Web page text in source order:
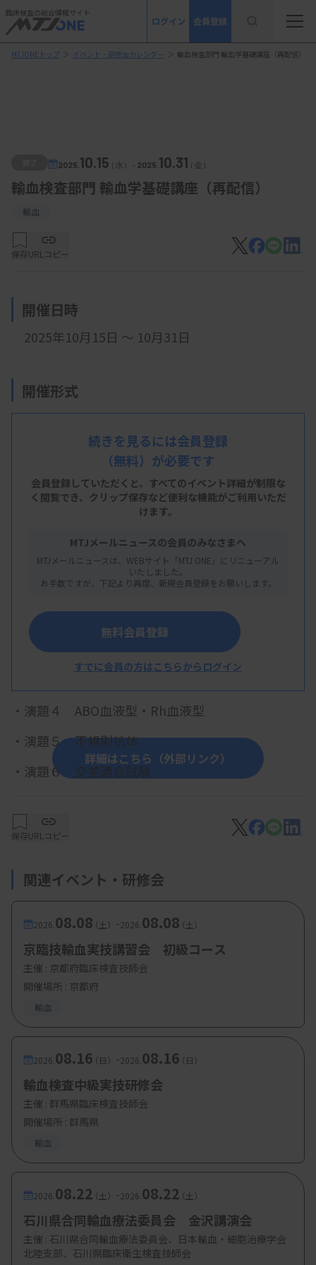
臨床検査の総合情報サイト
ログイン 会員登録
MTJONEトップ ＞ イベント・研修会カレンダー ＞ 輸血検査部門 輸血学基礎講座（再配信）
2025. 10.15（水） - 2025. 10.31 （金）
輸血検査部門 輸血学基礎講座（再配信）
輸血
保存URLコピー
開催日時
2025年10月15日 ～ 10月31日
開催形式
オンデマンド配信
大阪府臨床検査技師会
概 要
【プログラム】
演題１ 輸血療法について
・演題２ 血液製剤について
・演題４ ABO血液型・Rh血液型
・演題５ 不規則抗体
・演題６ 交差適合試験
す。
【参加費・定員など】
・参加費：会員：
1,000円、非会員：
・定 員：50名（先着順）
詳細はこちら（外部リンク）
続きを見るには会員登録
（無料）が必要です
会員登録していただくと、すべてのイベント詳細が制限な
く閲覧でき、 クリップ保存など便利な機能がご利用いただ
けます。
MTJメールニュースの会員のみなさまへ
MTJメールニュースは、WEBサイト「MTJ ONE」にリニューアル
いたしました。
お手数ですが、下記より再度、新規会員登録をお願いします。
無料会員登録
すでに会員の方はこちらからログイン
保存URLコピー
関連イベント・研修会
2026. 08.08（土） -2026. 08.08（土）
京臨技輸血実技講習会 初級コース
主催 : 京都府臨床検査技師会
開催場所 : 京都府
輸血
2026. 08.16（日） -2026. 08.16（日）
輸血検査中級実技研修会
主催 : 群馬県臨床検査技師会
開催場所 : 群馬県
輸血
2026. 08.22（土） -2026. 08.22（土）
石川県合同輸血療法委員会 金沢講演会
主催 : 石川県合同輸血療法委員会、日本輸血・細胞治療学会
北陸支部、石川県臨床衛生検査技師会